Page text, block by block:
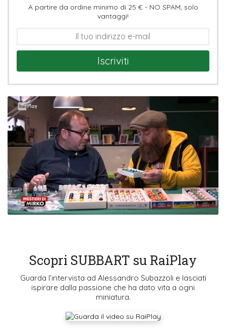
A partire da ordine minimo di 25 € - NO SPAM, solo
vantaggi!
Iscriviti
Scopri SUBBART su RaiPlay
Guarda l’intervista ad Alessandro Subazzoli e lasciati
ispirare dalla passione che ha dato vita a ogni
miniatura.